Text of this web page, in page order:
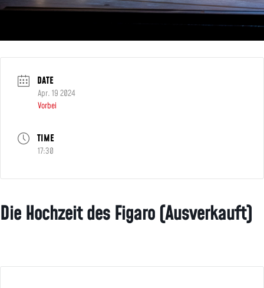
DATE
Apr. 19 2024
Vorbei
TIME
17:30
Die Hochzeit des Figaro (Ausverkauft)